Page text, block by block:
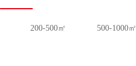
200-500㎡ 500-1000㎡